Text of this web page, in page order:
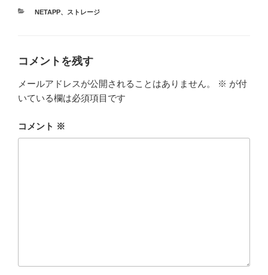
カ
NETAPP、 ストレージ
コメントを残す
メールアドレスが公開されることはありません。 ※ が付
いている欄は必須項目です
コメント ※